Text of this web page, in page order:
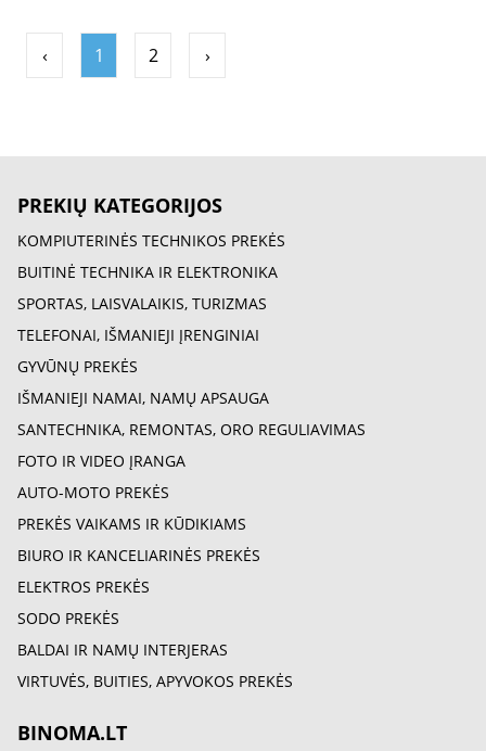
‹ 1 2 ›
PREKIŲ KATEGORIJOS
KOMPIUTERINĖS TECHNIKOS PREKĖS
BUITINĖ TECHNIKA IR ELEKTRONIKA
SPORTAS, LAISVALAIKIS, TURIZMAS
TELEFONAI, IŠMANIEJI ĮRENGINIAI
GYVŪNŲ PREKĖS
IŠMANIEJI NAMAI, NAMŲ APSAUGA
SANTECHNIKA, REMONTAS, ORO REGULIAVIMAS
FOTO IR VIDEO ĮRANGA
AUTO-MOTO PREKĖS
PREKĖS VAIKAMS IR KŪDIKIAMS
BIURO IR KANCELIARINĖS PREKĖS
ELEKTROS PREKĖS
SODO PREKĖS
BALDAI IR NAMŲ INTERJERAS
VIRTUVĖS, BUITIES, APYVOKOS PREKĖS
BINOMA.LT